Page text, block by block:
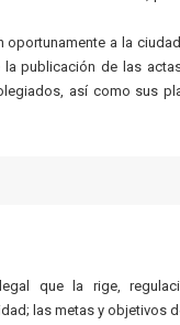
a la
la publicación de las
así como sus
que la rige,
las metas y objetivos